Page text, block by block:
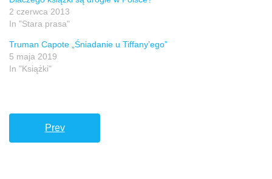
2 czerwca 2013
In "Stara prasa"
Truman Capote „Śniadanie u Tiffany’ego”
5 maja 2019
In "Książki"
Prev